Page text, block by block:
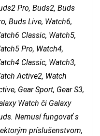
Pro, Buds2, Buds
Buds Live, Watch6,
Classic, Watch5,
Pro, Watch4,
Classic, Watch3,
Active2, Watch
Gear Sport, Gear S3,
Watch či Galaxy
Nemusí fungovať s
príslušenstvom,